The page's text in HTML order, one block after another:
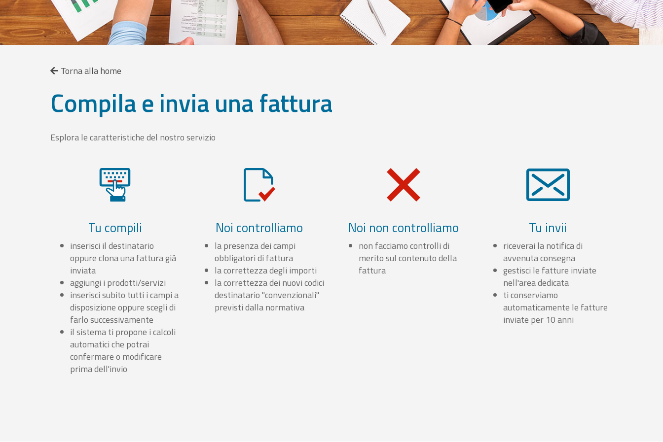
Torna alla home
Compila e invia una fattura
Esplora le caratteristiche del nostro servizio
Tu compili
inserisci il destinatario
oppure clona una fattura già
inviata
aggiungi i prodotti/servizi
inserisci subito tutti i campi a
disposizione oppure scegli di
farlo successivamente
il sistema ti propone i calcoli
automatici che potrai
confermare o modificare
prima dell'invio
Noi controlliamo
la presenza dei campi
obbligatori di fattura
la correttezza degli importi
la correttezza dei nuovi codici
destinatario "convenzionali"
previsti dalla normativa
Noi non controlliamo
non facciamo controlli di
merito sul contenuto della
fattura
Tu invii
riceverai la notifica di
avvenuta consegna
gestisci le fatture inviate
nell'area dedicata
ti conserviamo
automaticamente le fatture
inviate per 10 anni